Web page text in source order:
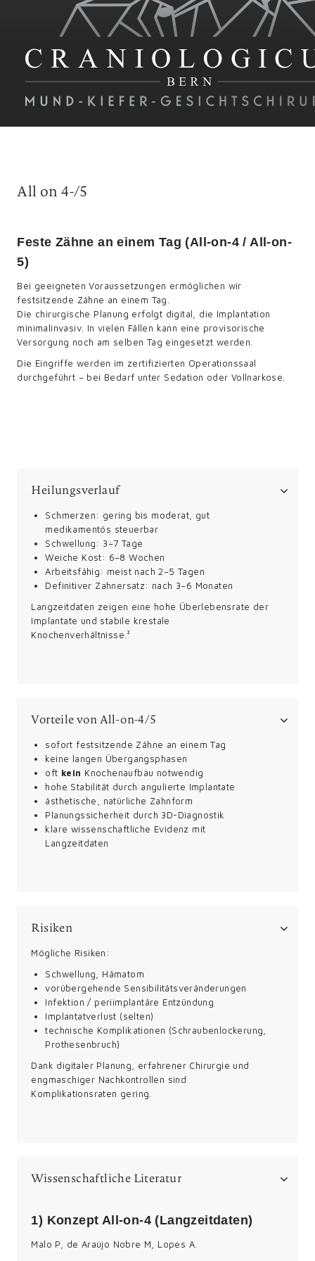
All on 4-/5
Feste Zähne an einem Tag (All-on-4 / All-on-
5)
Bei geeigneten Voraussetzungen ermöglichen wir
festsitzende Zähne an einem Tag.
Die chirurgische Planung erfolgt digital, die Implantation
minimalinvasiv. In vielen Fällen kann eine provisorische
Versorgung noch am selben Tag eingesetzt werden.
Die Eingriffe werden im zertifizierten Operationssaal
durchgeführt – bei Bedarf unter Sedation oder Vollnarkose.
Heilungsverlauf
Schmerzen: gering bis moderat, gut
medikamentös steuerbar
Schwellung: 3–7 Tage
Weiche Kost: 6–8 Wochen
Arbeitsfähig: meist nach 2–5 Tagen
Definitiver Zahnersatz: nach 3–6 Monaten
Langzeitdaten zeigen eine hohe Überlebensrate der
Implantate und stabile krestale
Knochenverhältnisse.²
Vorteile von All-on-4/5
sofort festsitzende Zähne an einem Tag
keine langen Übergangsphasen
oft kein Knochenaufbau notwendig
hohe Stabilität durch angulierte Implantate
ästhetische, natürliche Zahnform
Planungssicherheit durch 3D-Diagnostik
klare wissenschaftliche Evidenz mit
Langzeitdaten
Risiken
Mögliche Risiken:
Schwellung, Hämatom
vorübergehende Sensibilitätsveränderungen
Infektion / periimplantäre Entzündung
Implantatverlust (selten)
technische Komplikationen (Schraubenlockerung,
Prothesenbruch)
Dank digitaler Planung, erfahrener Chirurgie und
engmaschiger Nachkontrollen sind
Komplikationsraten gering.
Wissenschaftliche Literatur
1) Konzept All-on-4 (Langzeitdaten)
Malo P, de Araújo Nobre M, Lopes A.